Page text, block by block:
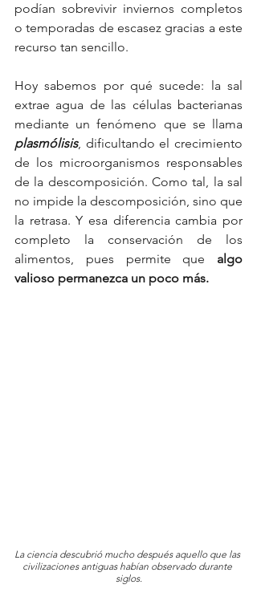
podían sobrevivir inviernos completos
o temporadas de escasez gracias a este
recurso tan sencillo.
Hoy sabemos por qué sucede: la sal
extrae agua de las células bacterianas
plasmólisis, dificultando el crecimiento
de los microorganismos responsables
de la descomposición. Como tal, la sal
no impide la descomposición, sino que
la retrasa. Y esa diferencia cambia por
completo la conservación de los
alimentos, pues permite que algo
valioso permanezca un poco más.
La ciencia descubrió mucho después aquello que las
civilizaciones antiguas habían observado durante
siglos.